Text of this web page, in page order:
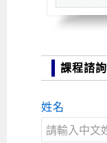
課程諮詢
姓名